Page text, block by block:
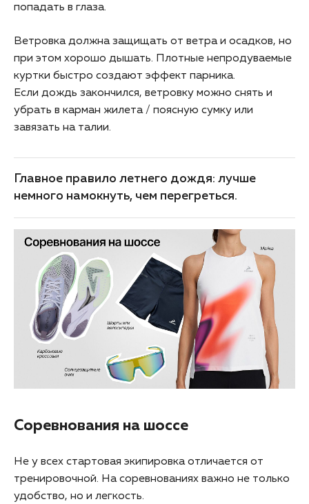
попадать в глаза.
Ветровка должна защищать от ветра и осадков, но
при этом хорошо дышать. Плотные непродуваемые
куртки быстро создают эффект парника.
Если дождь закончился, ветровку можно снять и
убрать в карман жилета / поясную сумку или
завязать на талии.
Главное правило летнего дождя: лучше
немного намокнуть, чем перегреться.
Соревнования на шоссе
Не у всех стартовая экипировка отличается от
тренировочной. На соревнованиях важно не только
удобство, но и легкость.